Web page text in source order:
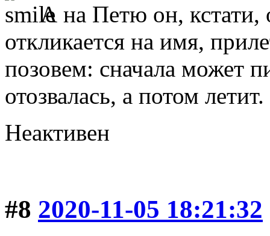
А на Петю он, кстати,
откликается на имя,
позовем: сначала может
отозвалась, а потом летит.
Неактивен
#8 2020-11-05 18:21:32